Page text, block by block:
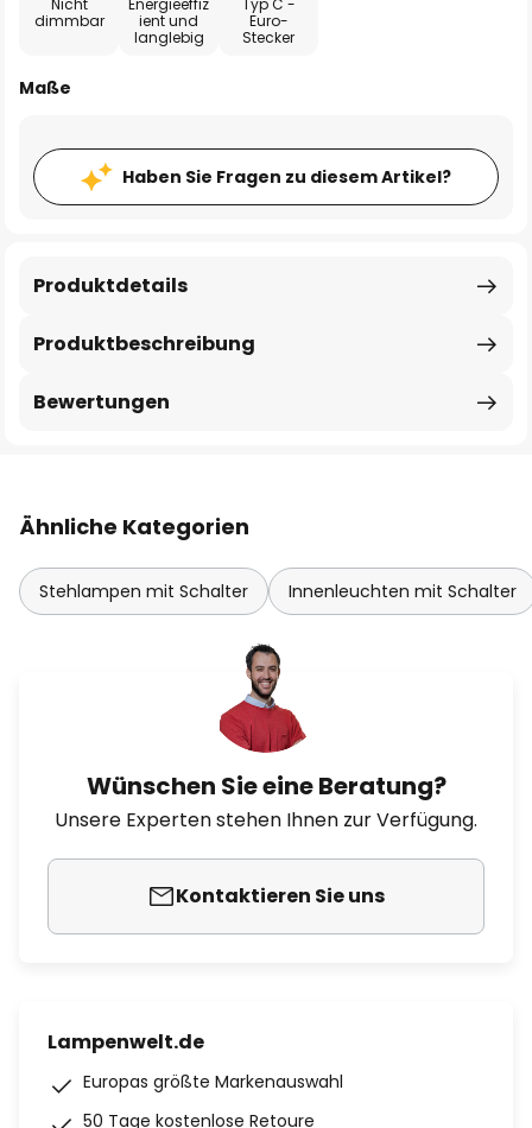
Nicht
dimmbar
Energieeffiz
ient und
langlebig
Typ C -
Euro-
Stecker
Maße
Haben Sie Fragen zu diesem Artikel?
Produktbeschreibung
Produktdetails
Bewertungen
Ähnliche Kategorien
Stehlampen mit Schalter Innenleuchten mit Schalter
Wünschen Sie eine Beratung?
Unsere Experten stehen Ihnen zur Verfügung.
Kontaktieren Sie uns
Lampenwelt.de
Europas größte Markenauswahl
50 Tage kostenlose Retoure